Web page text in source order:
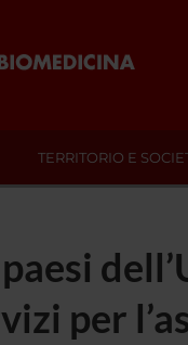
TERRITORIO E
per